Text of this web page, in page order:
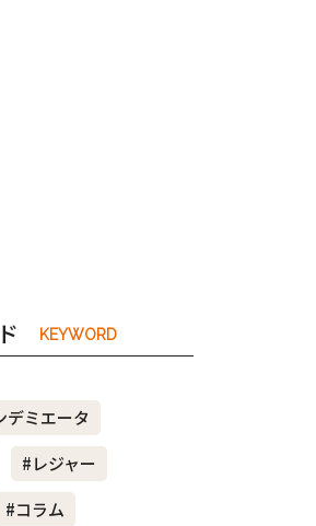
KEYWORD
デミエータ
#レジャー
#コラム